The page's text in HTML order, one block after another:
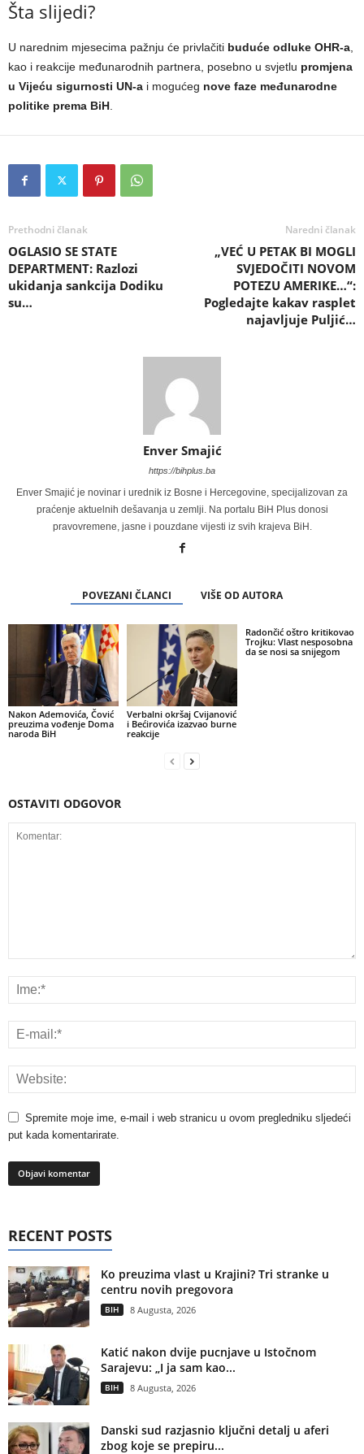
Šta slijedi?
U narednim mjesecima pažnju će privlačiti buduće odluke OHR-a
kao i reakcije međunarodnih partnera, posebno u svjetlu promjena
u Vijeću sigurnosti UN-a i mogućeg nove faze međunarodne
politike prema BiH
Prethodni članak
OGLASIO SE STATE
DEPARTMENT: Razlozi
ukidanja sankcija Dodiku
su…
Naredni članak
„VEĆ U PETAK BI MOGLI
SVJEDOČITI NOVOM
POTEZU AMERIKE…“:
Pogledajte kakav rasplet
najavljuje Puljić…
Enver Smajić
https://bihplus.ba
Enver Smajić je novinar i urednik iz Bosne i Hercegovine, specijalizovan za
praćenje aktuelnih dešavanja u zemlji. Na portalu BiH Plus donosi
pravovremene, jasne i pouzdane vijesti iz svih krajeva BiH.
POVEZANI ČLANCI VIŠE OD AUTORA
Nakon Ademovića, Čović
preuzima vođenje Doma
naroda BiH
Verbalni okršaj Cvijanović
i Bećirovića izazvao burne
reakcije
Radončić oštro kritikovao
Trojku: Vlast nesposobna
da se nosi sa snijegom
OSTAVITI ODGOVOR
Spremite moje ime, e-mail i web stranicu u ovom pregledniku sljedeći
put kada komentarirate.
RECENT POSTS
Ko preuzima vlast u Krajini? Tri stranke u
centru novih pregovora
BIH 8 Augusta, 2026
Katić nakon dvije pucnjave u Istočnom
Sarajevu: „I ja sam kao...
BIH 8 Augusta, 2026
Danski sud razjasnio ključni detalj u aferi
zbog koje se prepiru...